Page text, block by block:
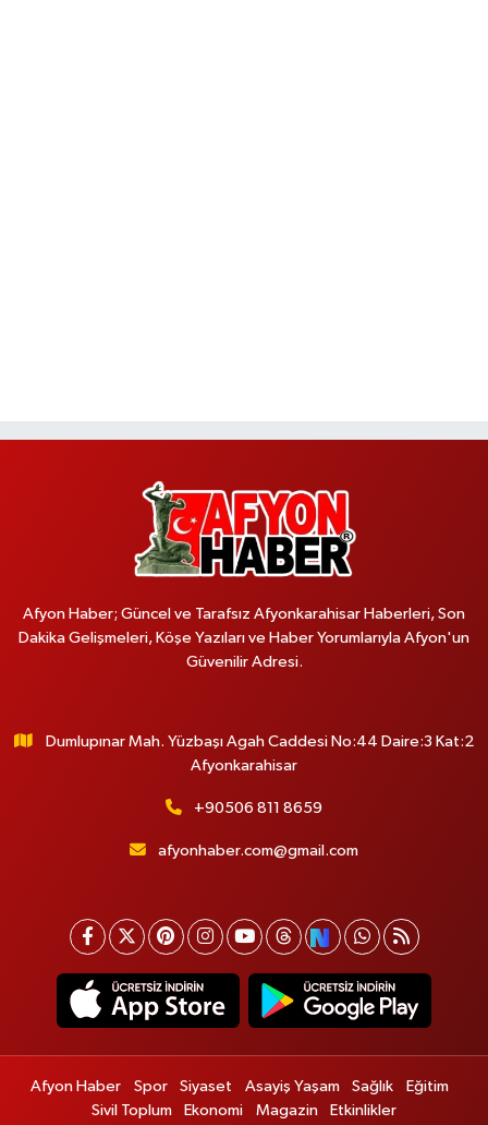
Afyon Haber; Güncel ve Tarafsız Afyonkarahisar Haberleri, Son
Dakika Gelişmeleri, Köşe Yazıları ve Haber Yorumlarıyla Afyon'un
Güvenilir Adresi.
Dumlupınar Mah. Yüzbaşı Agah Caddesi No:44 Daire:3 Kat:2
Afyonkarahisar
+90506 811 8659
afyonhaber.com@gmail.com
Afyon Haber Spor Siyaset Asayiş Yaşam Sağlık
Eğitim
Sivil Toplum
Ekonomi Magazin Etkinlikler